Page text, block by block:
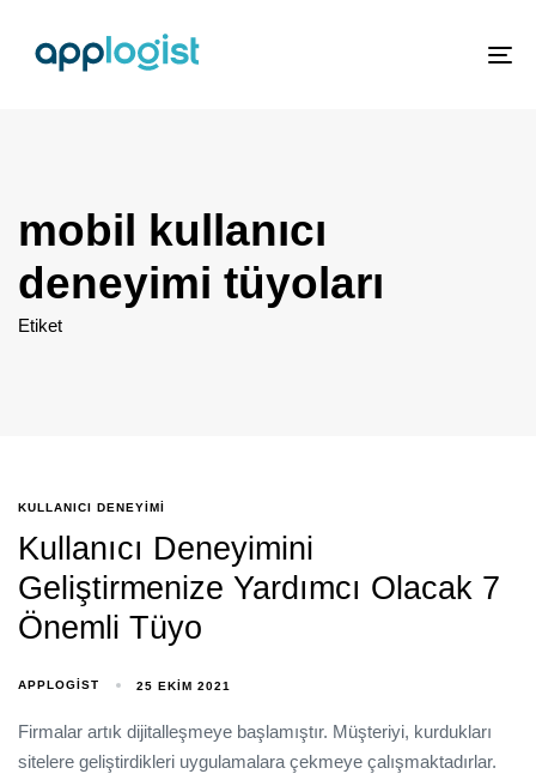
mobil kullanıcı
deneyimi tüyoları
Etiket
KULLANICI DENEYIMI
Kullanıcı Deneyimini
Geliştirmenize Yardımcı Olacak 7
Önemli Tüyo
APPLOGIST 25 EKIM 2021
Firmalar artık dijitalleşmeye başlamıştır. Müşteriyi, kurdukları
sitelere geliştirdikleri uygulamalara çekmeye çalışmaktadırlar.